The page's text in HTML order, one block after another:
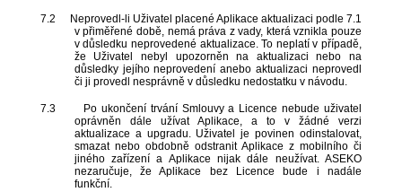
7.2
Neprovedl-li Uživatel placené Aplikace aktualizaci podle 7.1
v přiměřené době, nemá práva z vady, která vznikla pouze
v důsledku neprovedené aktualizace. To neplatí v případě,
že Uživatel nebyl upozorněn na aktualizaci nebo na
důsledky jejího neprovedení anebo aktualizaci neprovedl
či ji provedl nesprávně v důsledku nedostatku v návodu.
7.3
Po ukončení trvání Smlouvy a Licence nebude uživatel
oprávněn dále užívat Aplikace, a to v žádné verzi
aktualizace a upgradu. Uživatel je povinen odinstalovat,
smazat nebo obdobně odstranit Aplikace z mobilního či
jiného zařízení a Aplikace nijak dále neužívat. ASEKO
nezaručuje, že Aplikace bez Licence bude i nadále
funkční.